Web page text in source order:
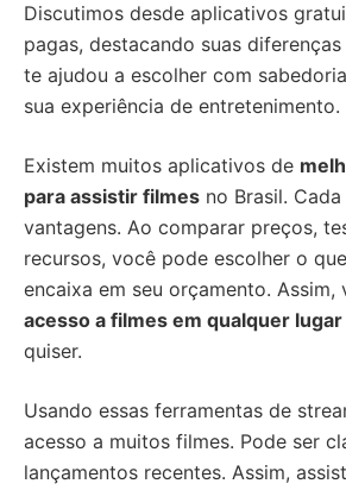
Discutimos desde aplicativos
pagas, destacando suas
te ajudou a escolher com
sua experiência de entretenimento.
Existem muitos aplicativos de
para assistir filmes no Brasil.
vantagens. Ao comparar preços,
recursos, você pode escolher o
encaixa em seu orçamento. Assim,
acesso a filmes em qualquer lugar
quiser.
Usando essas ferramentas de
acesso a muitos filmes. Pode ser
lançamentos recentes. Assim,